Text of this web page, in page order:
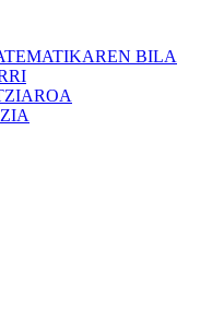
BILA